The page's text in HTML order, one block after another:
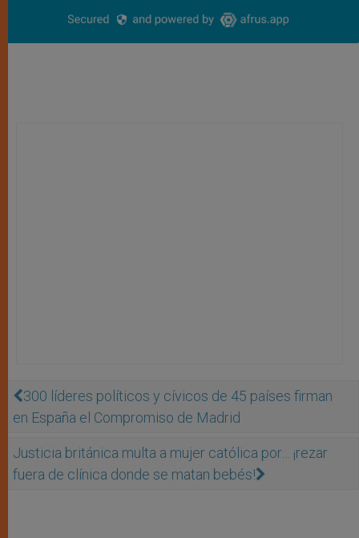
300 líderes políticos y cívicos de 45 países firman
en España el Compromiso de Madrid
Justicia británica multa a mujer católica por… ¡rezar
fuera de clínica donde se matan bebés!